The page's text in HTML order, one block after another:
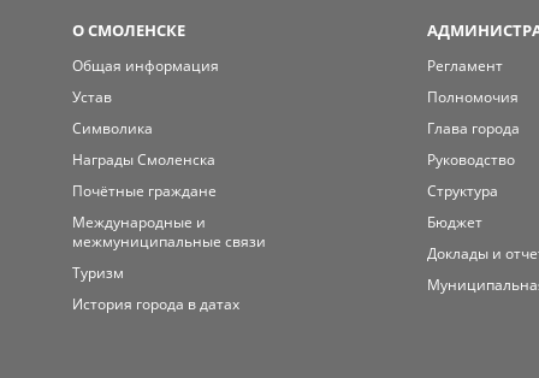
О СМОЛЕНСКЕ
Общая информация
Устав
Символика
Награды Смоленска
Почётные граждане
Международные и
межмуниципальные связи
Туризм
История города в датах
Регламент
Полномочия
Глава города
Руководство
Структура
Бюджет
Доклады и